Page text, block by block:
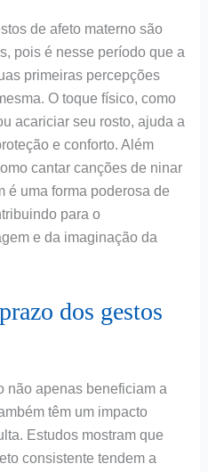
de afeto materno são
pois é nesse período que a
primeiras percepções
O toque físico, como
acariciar seu rosto, ajuda a
e conforto. Além
cantar canções de ninar
é uma forma poderosa de
para o
e da imaginação da
dos gestos
não apenas beneficiam a
têm um impacto
Estudos mostram que
consistente tendem a